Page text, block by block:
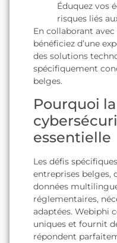
Éduquez vos
risques liés
En collaborant
bénéficiez d’une
des solutions
spécifiquement
belges.
Pourquoi la
essentielle
Les défis
entreprises belges,
données
réglementaires,
adaptées. Webiphi
uniques et fournit
répondent